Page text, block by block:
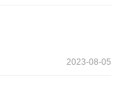
2023-08-05